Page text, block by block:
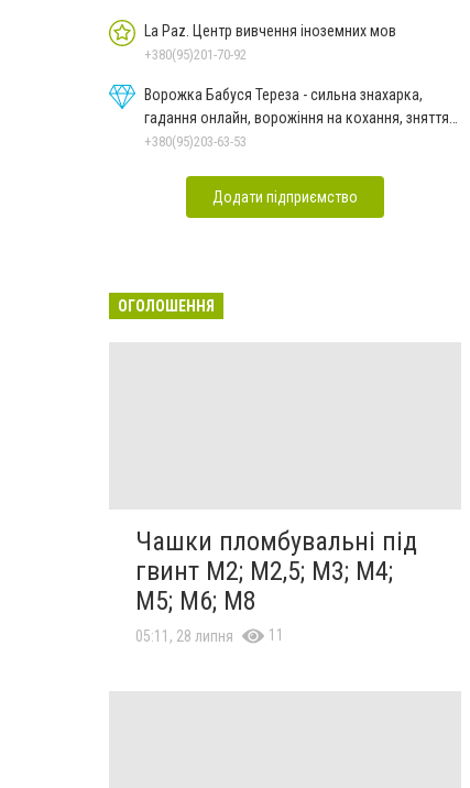
La Paz. Центр вивчення іноземних мов
+380(95)201-70-92
Ворожка Бабуся Тереза - сильна знахарка,
гадання онлайн, ворожіння на кохання, зняття
порчі
+380(95)203-63-53
Додати підприємство
ОГОЛОШЕННЯ
Чашки пломбувальні під
гвинт М2; М2,5; М3; М4;
М5; М6; М8
05:11, 28 липня 11